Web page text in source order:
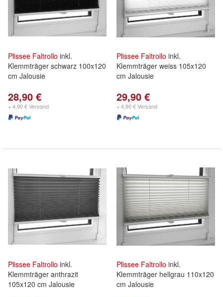
Plissee Faltrollo inkl.
Klemmträger schwarz 100x120
cm Jalousie
28,90 €
+ 4,90 € Versand
Plissee Faltrollo inkl.
Klemmträger weiss 105x120
cm Jalousie
29,90 €
+ 4,90 € Versand
Plissee Faltrollo inkl.
Klemmträger anthrazit
105x120 cm Jalousie
Plissee Faltrollo inkl.
Klemmträger hellgrau 110x120
cm Jalousie